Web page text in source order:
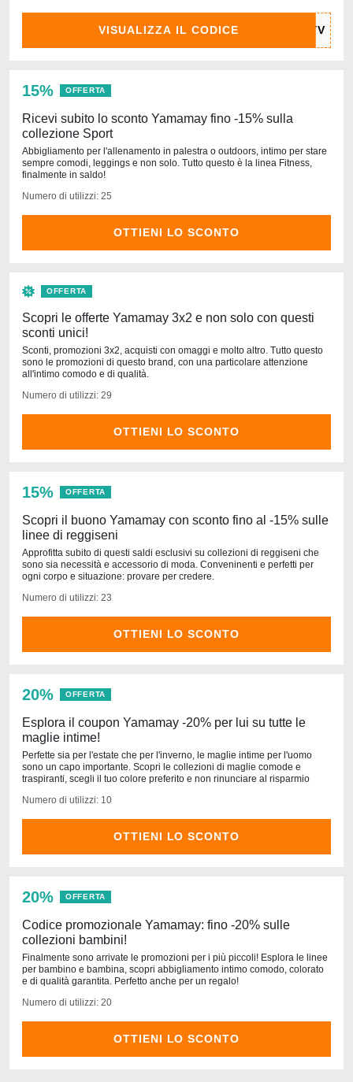
VISUALIZZA IL CODICE
15% OFFERTA
Ricevi subito lo sconto Yamamay fino -15% sulla
collezione Sport
Abbigliamento per l'allenamento in palestra o outdoors, intimo per stare
sempre comodi, leggings e non solo. Tutto questo è la linea Fitness,
finalmente in saldo!
Numero di utilizzi: 25
OTTIENI LO SCONTO
OFFERTA
Scopri le offerte Yamamay 3x2 e non solo con questi
sconti unici!
Sconti, promozioni 3x2, acquisti con omaggi e molto altro. Tutto questo
sono le promozioni di questo brand, con una particolare attenzione
all'intimo comodo e di qualità.
Numero di utilizzi: 29
OTTIENI LO SCONTO
15% OFFERTA
Scopri il buono Yamamay con sconto fino al -15% sulle
linee di reggiseni
Approfitta subito di questi saldi esclusivi su collezioni di reggiseni che
sono sia necessità e accessorio di moda. Conveninenti e perfetti per
ogni corpo e situazione: provare per credere.
Numero di utilizzi: 23
OTTIENI LO SCONTO
20% OFFERTA
Esplora il coupon Yamamay -20% per lui su tutte le
maglie intime!
Perfette sia per l'estate che per l'inverno, le maglie intime per l'uomo
sono un capo importante. Scopri le collezioni di maglie comode e
traspiranti, scegli il tuo colore preferito e non rinunciare al risparmio
Numero di utilizzi: 10
OTTIENI LO SCONTO
20% OFFERTA
Codice promozionale Yamamay: fino -20% sulle
collezioni bambini!
Finalmente sono arrivate le promozioni per i più piccoli! Esplora le linee
per bambino e bambina, scopri abbigliamento intimo comodo, colorato
e di qualità garantita. Perfetto anche per un regalo!
Numero di utilizzi: 20
OTTIENI LO SCONTO